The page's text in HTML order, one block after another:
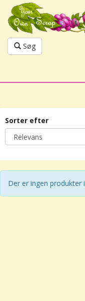
Søg
Sorter efter
Der er ingen produkter